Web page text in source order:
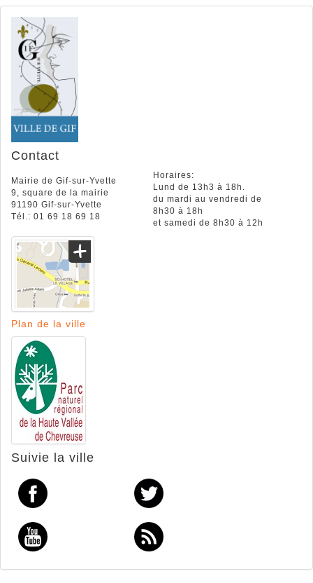
Contact
Mairie de Gif-sur-Yvette
9, square de la mairie
91190 Gif-sur-Yvette
Tél.: 01 69 18 69 18
Horaires:
Lund de 13h3 à 18h.
du mardi au vendredi de
8h30 à 18h
et samedi de 8h30 à 12h
Plan de la ville
Suivie la ville